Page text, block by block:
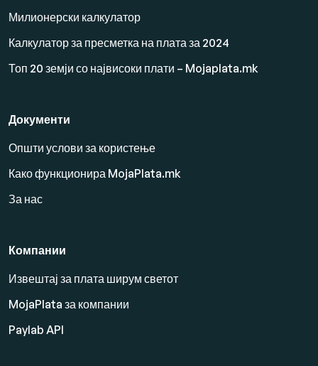
Милионерски калкулатор
Калкулатор за пресметка на плата за 2024
Топ 20 земји со највисоки плати – Mojaplata.mk
Документи
Општи услови за користење
Како функционира MojaPlata.mk
За нас
Компании
Извештај за плата ширум светот
MojaPlata за компании
Paylab API